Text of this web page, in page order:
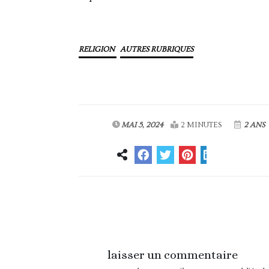
RELIGION AUTRES RUBRIQUES
MAI 5, 2024 2 MINUTES 2 ANS
laisser un commentaire